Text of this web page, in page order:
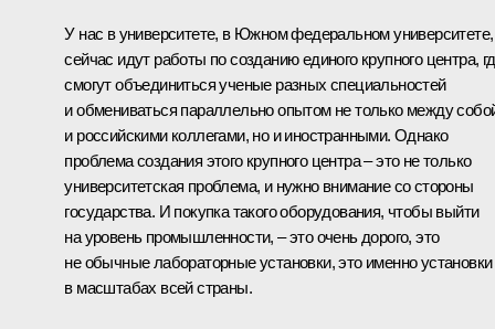
У нас в университете, в Южном федеральном университете,
сейчас идут работы по созданию единого крупного центра,
смогут объединиться ученые разных специальностей
и обмениваться параллельно опытом не только между
и российскими коллегами, но и иностранными. Однако
проблема создания этого крупного центра – это не только
университетская проблема, и нужно внимание со стороны
государства. И покупка такого оборудования, чтобы выйти
на уровень промышленности, – это очень дорого, это
не обычные лабораторные установки, это именно установки
в масштабах всей страны.